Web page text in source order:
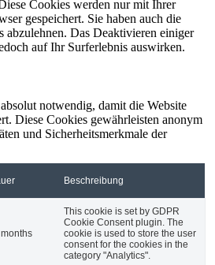
Cookies werden nur mit Ihrer
gespeichert. Sie haben auch die
abzulehnen. Das Deaktivieren einiger
auf Ihr Surferlebnis auswirken.
notwendig, damit die Website
Diese Cookies gewährleisten anonym
und Sicherheitsmerkmale der
Beschreibung
months
This cookie is set by GDPR
Cookie Consent plugin. The
cookie is used to store the user
consent for the cookies in the
category "Analytics".